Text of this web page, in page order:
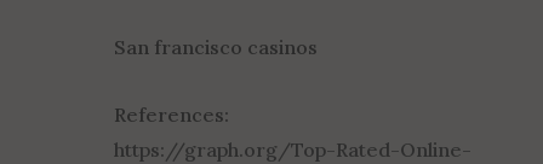
San francisco casinos
References:
https://graph.org/Top-Rated-Online-